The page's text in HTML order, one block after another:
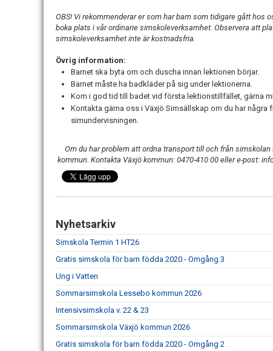
OBS! Vi rekommenderar er som har barn som tidigare gått hos
boka plats i vår ordinarie simskoleverksamhet. Observera att
simskoleverksamhet inte är kostnadsfria.
Övrig information:
Barnet ska byta om och duscha innan lektionen börjar.
Barnet måste ha badkläder på sig under lektionerna.
Kom i god tid till badet vid första lektionstillfället, gärna
Kontakta gärna oss i Växjö Simsällskap om du har några
simundervisningen.
Om du har problem att ordna transport till och från
kommun. Kontakta Växjö kommun: 0470-410 00 eller e-post:
Nyhetsarkiv
Simskola Termin 1 HT26
Gratis simskola för barn födda 2020 - Omgång 3
Ung i Vatten
Sommarsimskola Lessebo kommun 2026
Intensivsimskola v. 22 & 23
Sommarsimskola Växjö kommun 2026
Gratis simskola för barn födda 2020 - Omgång 2